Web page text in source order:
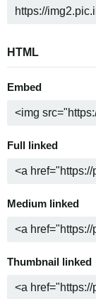
HTML
Embed
Full linked
Medium linked
Thumbnail linked